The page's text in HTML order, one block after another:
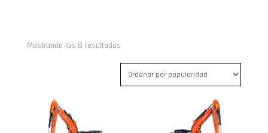
Mostrando los 8 resultadosOrdenado
por
popularidad